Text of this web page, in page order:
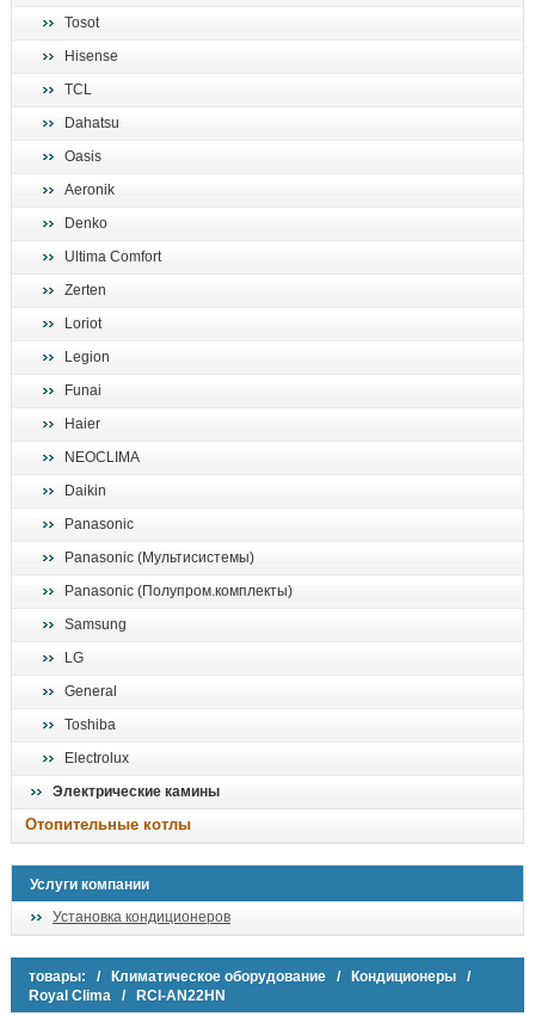
Tosot
Hisense
TCL
Dahatsu
Oasis
Aeronik
Denko
Ultima Comfort
Zerten
Loriot
Legion
Funai
Haier
NEOCLIMA
Daikin
Panasonic
Panasonic (Мультисистемы)
Panasonic (Полупром.комплекты)
Samsung
LG
General
Toshiba
Electrolux
Электрические камины
Отопительные котлы
Услуги компании
Установка кондиционеров
товары: / Климатическое оборудование / Кондиционеры /
Royal Clima / RCI-AN22HN